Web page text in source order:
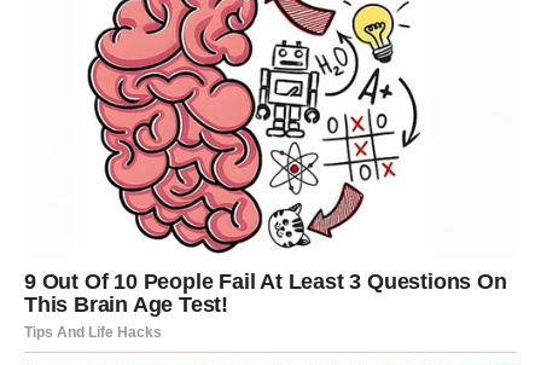
Emotivno, dolazi period produbljivanja odnosa. Ako ste u
vezi, moguće je planiranje budućnosti. Ako ste slobodni,
neko iz prošlosti može se ponovo pojaviti. Intuicija će
vam jasno pokazati koga da zadržite.
Poslovno, sledi stabilizacija. Možda nećete videti brze
rezultate, ali trud se isplati. Finansije zahtevaju oprez i
planiranje.